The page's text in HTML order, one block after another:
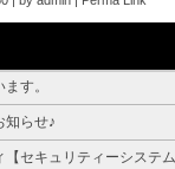
す。
知らせ♪
【セキュリティーシス